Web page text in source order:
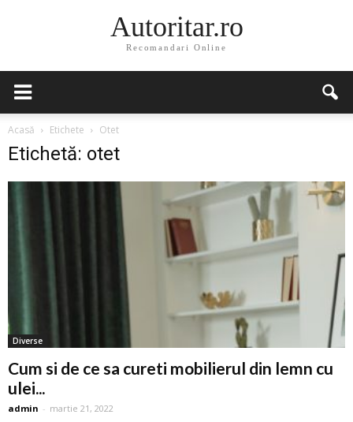
Autoritar.ro
Recomandari Online
Acasă Etichete Otet
Etichetă: otet
Diverse
Cum si de ce sa cureti mobilierul din lemn cu
ulei...
admin - martie 21, 2022